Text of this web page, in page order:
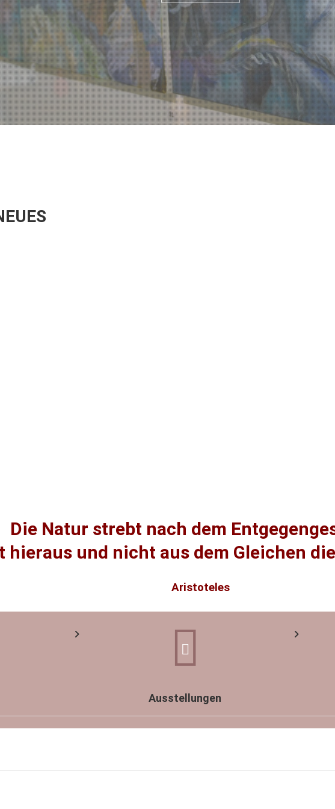
Die Natur strebt nach dem
hieraus und nicht aus dem Gleichen
Aristoteles
Ausstellungen